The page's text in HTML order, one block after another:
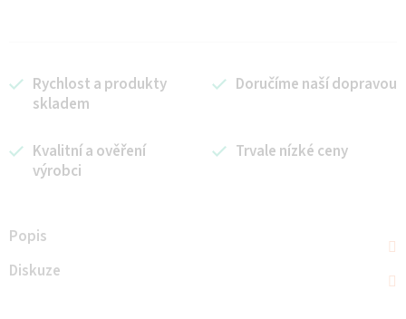
Rychlost a produkty
skladem
Doručíme naší dopravou
Kvalitní a ověření
výrobci
Trvale nízké ceny
Popis
Diskuze